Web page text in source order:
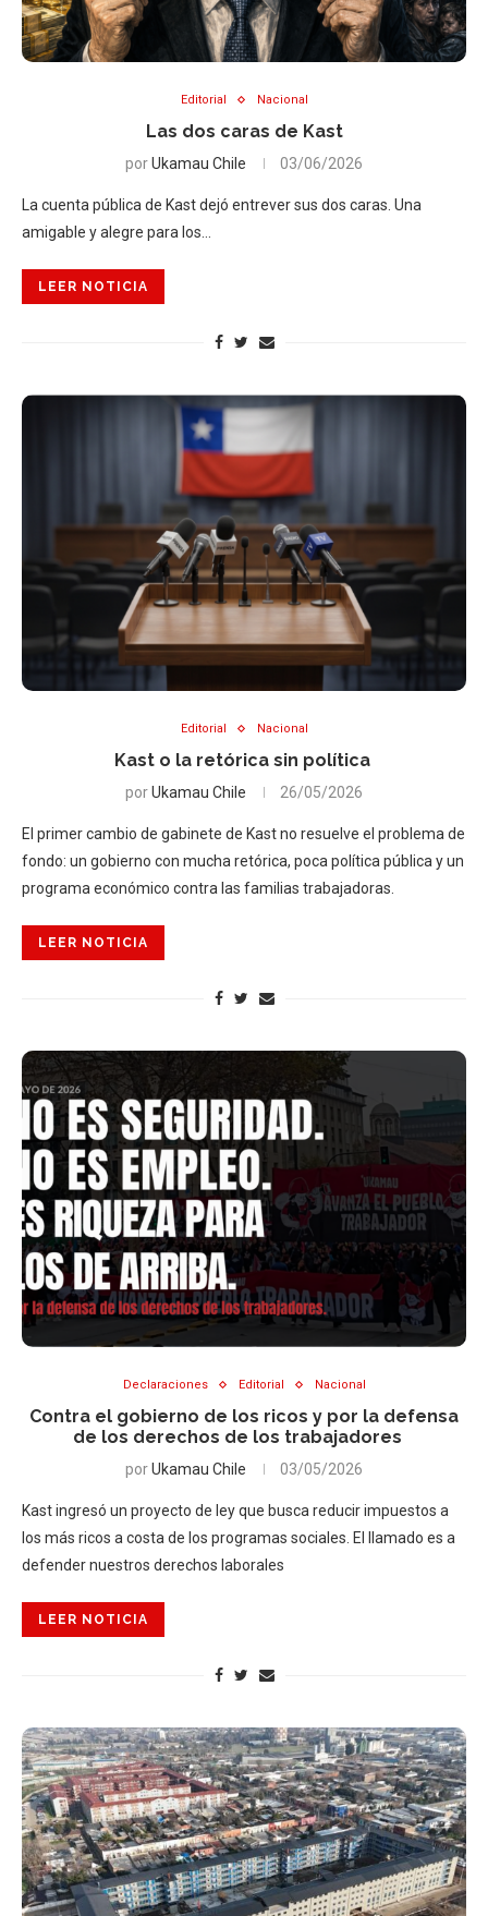
Editorial Nacional
Las dos caras de Kast
porUkamau Chile 03/06/2026
La cuenta pública de Kast dejó entrever sus dos caras. Una
amigable y alegre para los…
LEER NOTICIA
Editorial Nacional
Kast o la retórica sin política
porUkamau Chile 26/05/2026
El primer cambio de gabinete de Kast no resuelve el problema de
fondo: un gobierno con mucha retórica, poca política pública y un
programa económico contra las familias trabajadoras.
LEER NOTICIA
Declaraciones Editorial Nacional
Contra el gobierno de los ricos y por la defensa
de los derechos de los trabajadores
porUkamau Chile 03/05/2026
Kast ingresó un proyecto de ley que busca reducir impuestos a
los más ricos a costa de los programas sociales. El llamado es a
defender nuestros derechos laborales
LEER NOTICIA